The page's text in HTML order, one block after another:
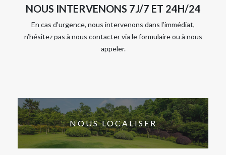
NOUS INTERVENONS 7J/7 ET 24H/24
En cas d’urgence, nous intervenons dans l’immédiat,
n’hésitez pas à nous contacter via le formulaire ou à nous
appeler.
NOUS LOCALISER